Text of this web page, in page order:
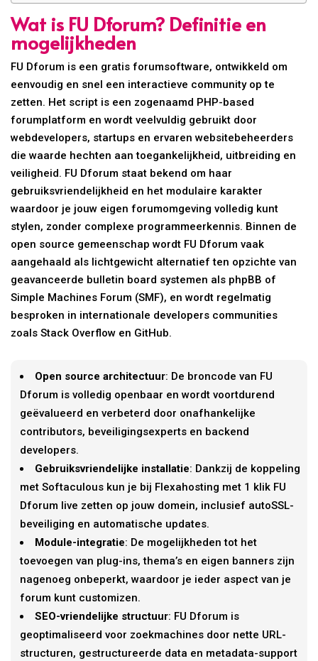
Wat is FU Dforum? Definitie en
mogelijkheden
FU Dforum is een gratis forumsoftware, ontwikkeld om
eenvoudig en snel een interactieve community op te
zetten. Het script is een zogenaamd PHP-based
forumplatform en wordt veelvuldig gebruikt door
webdevelopers, startups en ervaren websitebeheerders
die waarde hechten aan toegankelijkheid, uitbreiding en
veiligheid. FU Dforum staat bekend om haar
gebruiksvriendelijkheid en het modulaire karakter
waardoor je jouw eigen forumomgeving volledig kunt
stylen, zonder complexe programmeerkennis. Binnen de
open source gemeenschap wordt FU Dforum vaak
aangehaald als lichtgewicht alternatief ten opzichte van
geavanceerde bulletin board systemen als phpBB of
Simple Machines Forum (SMF), en wordt regelmatig
besproken in internationale developers communities
zoals Stack Overflow en GitHub.
Open source architectuur: De broncode van FU
Dforum is volledig openbaar en wordt voortdurend
geëvalueerd en verbeterd door onafhankelijke
contributors, beveiligingsexperts en backend
developers.
Gebruiksvriendelijke installatie: Dankzij de koppeling
met Softaculous kun je bij Flexahosting met 1 klik FU
Dforum live zetten op jouw domein, inclusief autoSSL-
beveiliging en automatische updates.
Module-integratie: De mogelijkheden tot het
toevoegen van plug-ins, thema’s en eigen banners zijn
nagenoeg onbeperkt, waardoor je ieder aspect van je
forum kunt customizen.
SEO-vriendelijke structuur: FU Dforum is
geoptimaliseerd voor zoekmachines door nette URL-
structuren, gestructureerde data en metadata-support